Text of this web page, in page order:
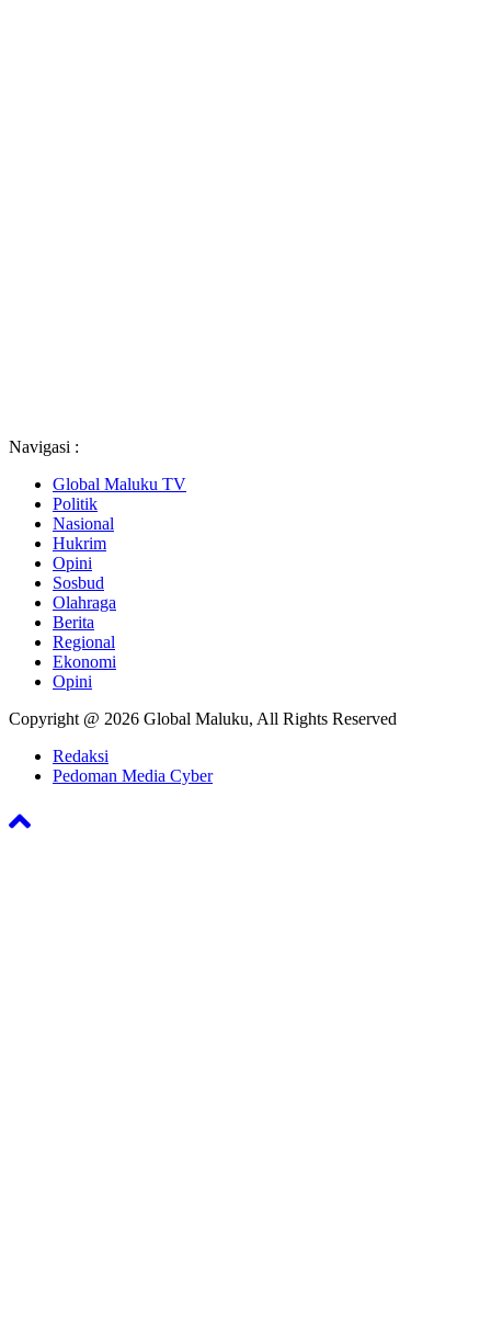
Navigasi :
Global Maluku TV
Politik
Nasional
Hukrim
Opini
Sosbud
Olahraga
Berita
Regional
Ekonomi
Opini
Copyright @ 2026 Global Maluku, All Rights Reserved
Redaksi
Pedoman Media Cyber